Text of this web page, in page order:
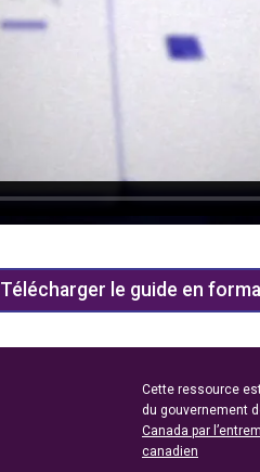
Télécharger le guide en
Cette ressource
du gouvernement
Canada par
canadien